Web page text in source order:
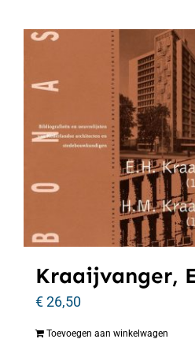
Kraaijvanger,
€26,50
Toevoegen aan winkelwagen